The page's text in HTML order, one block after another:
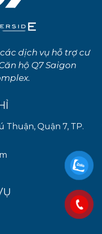
dịch vụ hỗ trợ cư
hộ Q7 Saigon
Thuận, Quận 7, TP.